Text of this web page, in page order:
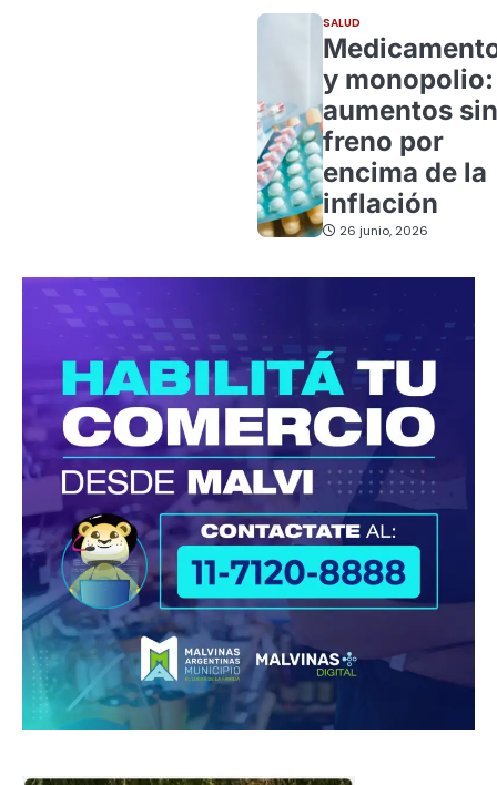
SALUD
y monopolio:
aumentos sin
freno por
encima de la
inflación
26 junio, 2026